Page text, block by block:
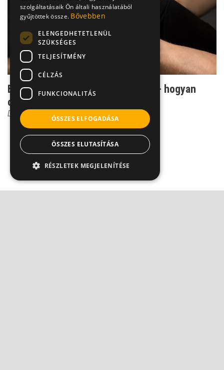
Borogatás ízületi fájdalom esetén - hogyan
csináljuk?
Dr. Szélvári Ágnes
szolgáltatásaik Ön általi használatából
gyűjtöttek össze. Bővebben
ELENGEDHETETLENÜL
SZÜKSÉGES
TELJESÍTMÉNY
CÉLZÁS
FUNKCIONALITÁS
ÖSSZES ELFOGADÁSA
ÖSSZES ELUTASÍTÁSA
RÉSZLETEK MEGJELENÍTÉSE